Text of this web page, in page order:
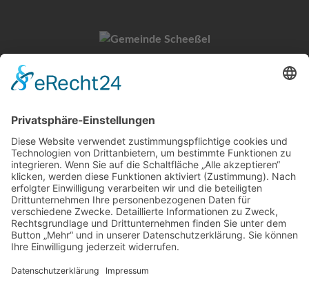
Gemeinde Scheeßel
27383 Scheeßel
Kontakt
Tel.: 04263 9308-0
E-Mail:info@scheessel.de
Öffnungszeiten Rathaus
Mo. - Fr.: 08:00 - 12:30 Uhr